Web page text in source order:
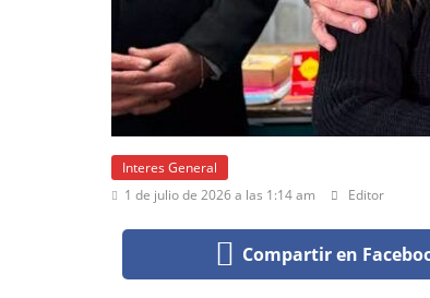
Interes General
1 de julio de 2026 a las 1:14 am
Editor
Compartir en